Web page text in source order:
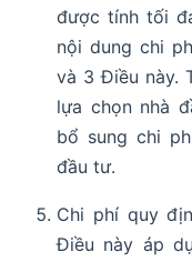
được tính tối
nội dung chi
và 3 Điều này.
lựa chọn nhà
bổ sung chi
đầu tư.
Chi phí quy
Điều này áp